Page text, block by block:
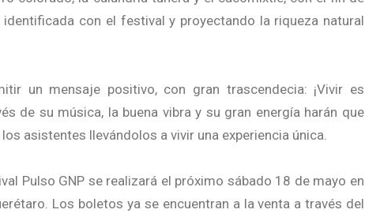
con el festival y proyectando la riqueza natural
un mensaje positivo, con gran trascendecia: ¡Vivir es
de su música, la buena vibra y su gran energía harán que
asistentes llevándolos a vivir una experiencia única.
Pulso GNP se realizará el próximo sábado 18 de mayo en
Los boletos ya se encuentran a la venta a través del